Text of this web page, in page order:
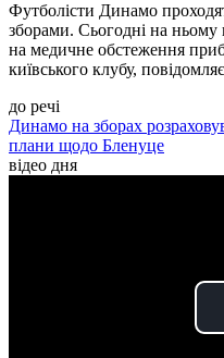
Футболісти Динамо
зборами. Сьогодні на ньому
на медичне обстеження
київського клубу, повідомляє
до речі
Динамо на зборах
плани щодо Бленуце
відео дня